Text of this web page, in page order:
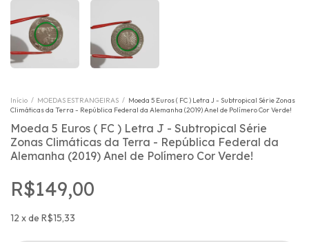
Início / MOEDAS ESTRANGEIRAS / Moeda 5 Euros ( FC ) Letra J - Subtropical Série Zonas
Climáticas da Terra - República Federal da Alemanha (2019) Anel de Polímero Cor Verde!
Moeda 5 Euros ( FC ) Letra J - Subtropical Série
Zonas Climáticas da Terra - República Federal da
Alemanha (2019) Anel de Polímero Cor Verde!
R$149,00
12 xde R$15,33